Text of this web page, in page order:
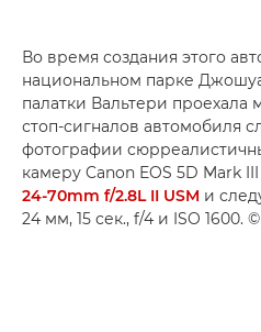
Во время создания этого
национальном парке
палатки Вальтери
стоп-сигналов автомобиля
фотографии
камеру Canon EOS 5D Mark
24-70mm f/2.8L II USM и
24 мм, 15 сек., f/4 и ISO 1600.